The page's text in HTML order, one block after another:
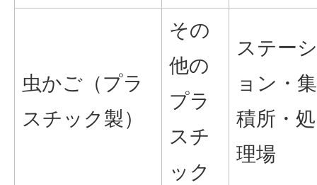
虫かご（プラ
スチック製）
その
他の
プラ
スチ
ック
ステーシ
ョン・集
積所・処
理場